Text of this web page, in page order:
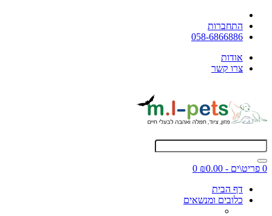
התחברות
058-6866886
אודות
צרו קשר
0 פריט\ים - ₪0.00
0
דף הבית
כלובים ומנשאים